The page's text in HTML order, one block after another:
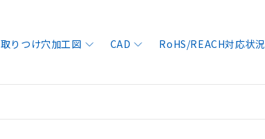
取りつけ穴加工図 CAD RoHS/REACH対応状況